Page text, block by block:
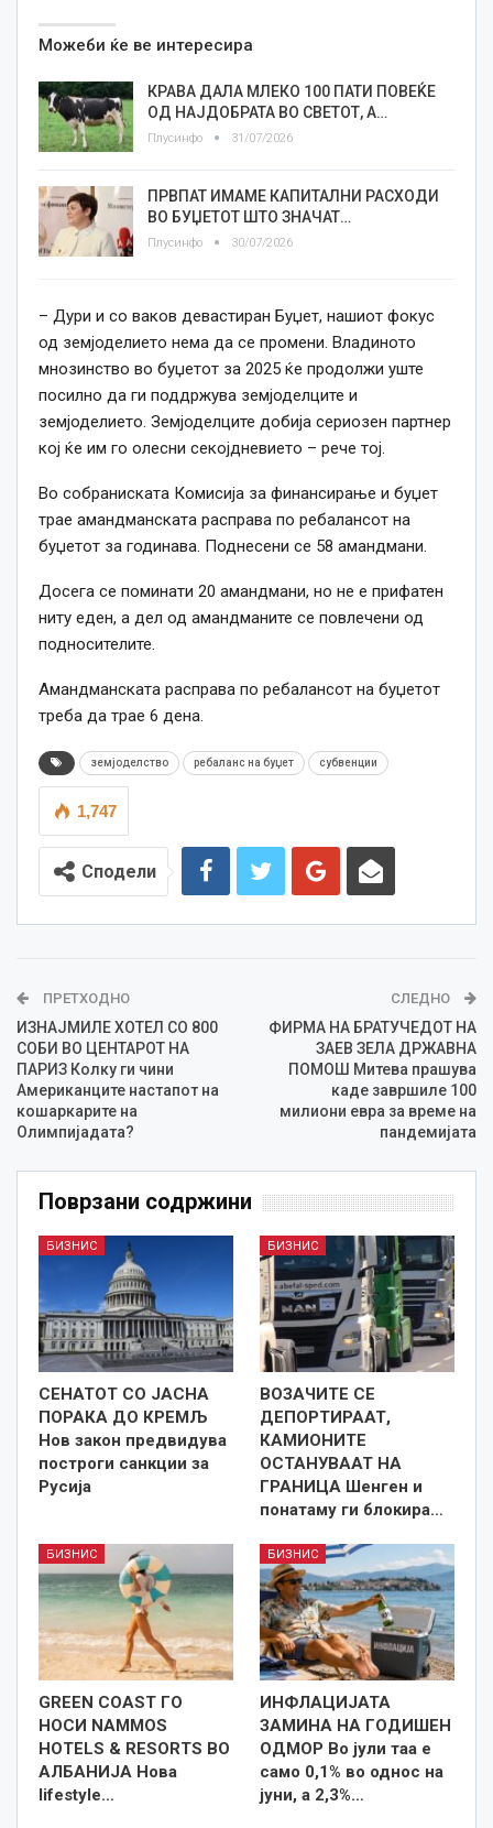
Можеби ќе ве интересира
КРАВА ДАЛА МЛЕКО 100 ПАТИ ПОВЕЌЕ
ОД НАЈДОБРАТА ВО СВЕТОТ, А…
Плусинфо 31/07/2026
ПРВПАТ ИМАМЕ КАПИТАЛНИ РАСХОДИ
ВО БУЏЕТОТ ШТО ЗНАЧАТ…
Плусинфо 30/07/2026
– Дури и со ваков девастиран Буџет, нашиот фокус
од земјоделието нема да се промени. Владиното
мнозинство во буџетот за 2025 ќе продолжи уште
посилно да ги поддржува земјоделците и
земјоделието. Земјоделците добија сериозен партнер
кој ќе им го олесни секојдневието – рече тој.
Во собраниската Комисија за финансирање и буџет
трае амандманската расправа по ребалансот на
буџетот за годинава. Поднесени се 58 амандмани.
Досега се поминати 20 амандмани, но не е прифатен
ниту еден, а дел од амандманите се повлечени од
подносителите.
Амандманската расправа по ребалансот на буџетот
треба да трае 6 дена.
земјоделство ребаланс на буџет субвенции
1,747
Сподели
ПРЕТХОДНО
ИЗНАЈМИЛЕ ХОТЕЛ СО 800
СОБИ ВО ЦЕНТАРОТ НА
ПАРИЗ Колку ги чини
Американците настапот на
кошаркарите на
Олимпијадата?
СЛЕДНО
ФИРМА НА БРАТУЧЕДОТ НА
ЗАЕВ ЗЕЛА ДРЖАВНА
ПОМОШ Митева прашува
каде завршиле 100
милиони евра за време на
пандемијата
Поврзани содржини
БИЗНИС
СЕНАТОТ СО ЈАСНА
ПОРАКА ДО КРЕМЉ
Нов закон предвидува
построги санкции за
Русија
БИЗНИС
ВОЗАЧИТЕ СЕ
ДЕПОРТИРААТ,
КАМИОНИТЕ
ОСТАНУВААТ НА
ГРАНИЦА Шенген и
понатаму ги блокира…
БИЗНИС
GREEN COAST ГО
НОСИ NAMMOS
HOTELS & RESORTS ВО
АЛБАНИЈА Нова
lifestyle…
БИЗНИС
ИНФЛАЦИЈАТА
ЗАМИНА НА ГОДИШЕН
ОДМОР Во јули таа е
само 0,1% во однос на
јуни, а 2,3%…